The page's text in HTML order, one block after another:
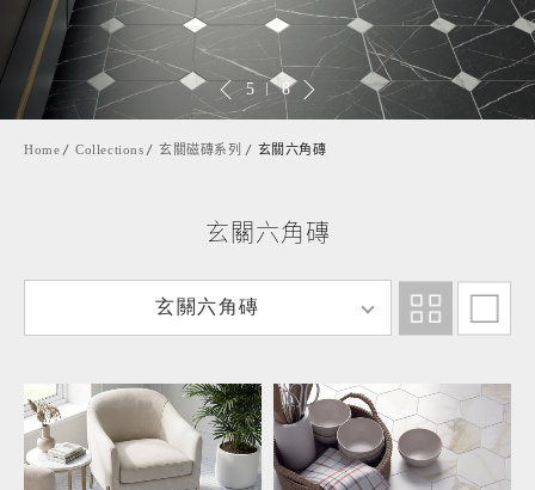
5 8
Home Collections 玄關磁磚系列 玄關六角磚
玄關六角磚
關
六
角
磚
玄關六角磚